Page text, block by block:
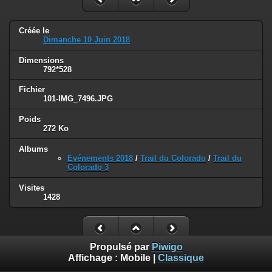
Créée le
Dimanche 10 Juin 2018
Dimensions
792*528
Fichier
101-IMG_7496.JPG
Poids
272 Ko
Albums
Evénements 2018 / Trail du Colorado / Trail du
Colorado 3
Visites
1428
Propulsé par Piwigo
Affichage : Mobile Classique